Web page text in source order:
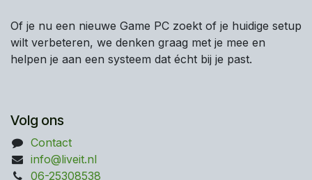
Of je nu een nieuwe Game PC zoekt of je huidige setup
wilt verbeteren, we denken graag met je mee en
helpen je aan een systeem dat écht bij je past.
Volg ons
Contact
info@liveit.nl
06-25308538